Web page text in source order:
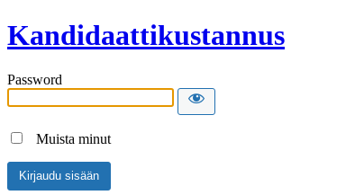
Kandidaattikustannus
Password
Muista minut